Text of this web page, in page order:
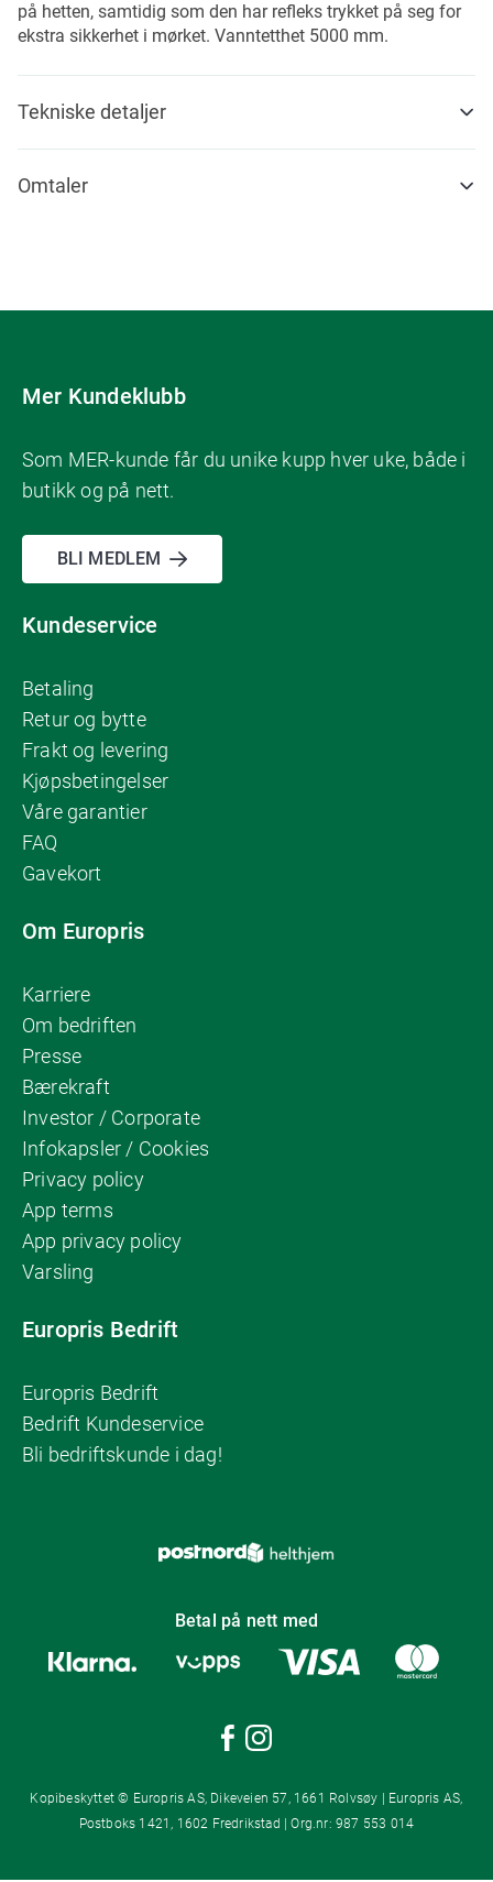
på hetten, samtidig som den har refleks trykket på seg for
ekstra sikkerhet i mørket. Vanntetthet 5000 mm.
Tekniske detaljer
Omtaler
Mer Kundeklubb
Som MER-kunde får du unike kupp hver uke, både i
butikk og på nett.
BLI MEDLEM
Kundeservice
Betaling
Retur og bytte
Frakt og levering
Kjøpsbetingelser
Våre garantier
FAQ
Gavekort
Om Europris
Karriere
Om bedriften
Presse
Bærekraft
Investor / Corporate
Infokapsler / Cookies
Privacy policy
App terms
App privacy policy
Varsling
Europris Bedrift
Europris Bedrift
Bedrift Kundeservice
Bli bedriftskunde i dag!
Betal på nett med
Kopibeskyttet © Europris AS, Dikeveien 57, 1661 Rolvsøy | Europris AS,
Postboks 1421, 1602 Fredrikstad | Org.nr: 987 553 014